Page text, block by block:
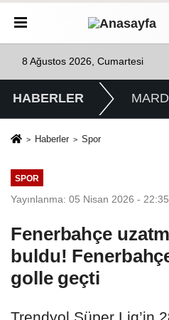
8 Ağustos 2026, Cumartesi
HABERLER
Haberler Spor
SPOR
Yayınlanma: 05 Nisan 2026 - 22:35
Fenerbahçe
buldu!
golle geçti